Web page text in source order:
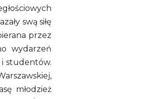
swą siłę
przez
wydarzeń
i studentów.
młodzież